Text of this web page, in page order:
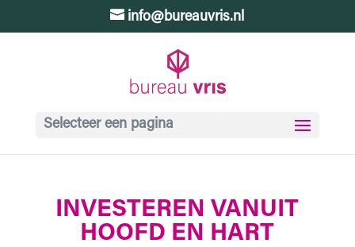
info@bureauvris.nl
Selecteer een pagina
INVESTEREN VANUIT
HOOFD EN HART